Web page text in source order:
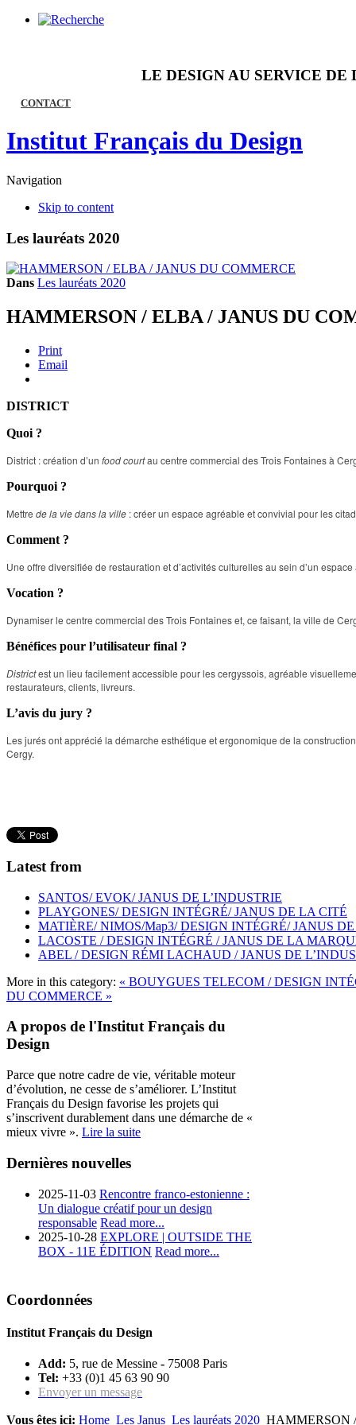
LE DESIGN AU SERVICE
CONTACT
Institut Français du Design
Navigation
Skip to content
Les lauréats 2020
Dans Les lauréats 2020
HAMMERSON / ELBA / JANUS DU
Print
Email
DISTRICT
Quoi ?
District : création d’un food courtau centre commercial des Trois Fontaines à
Pourquoi ?
Mettre de la vie dans la ville : créer un espace agréable et convivial pour les
Comment ?
Une offre diversifiée de restauration et d’activités culturelles au sein d’un
Vocation ?
Dynamiser le centre commercial des Trois Fontaines et, ce faisant, la ville de
Bénéfices pour l’utilisateur final ?
Districtest un lieu facilement accessible pour les cergyssois, agréable
restaurateurs, clients, livreurs.
L’avis du jury ?
Les jurés ont apprécié la démarche esthétique et ergonomique de la
Cergy.
Latest from
SANTOS/ EVOK/ JANUS DE L’INDUSTRIE
PLAYGONES/ DESIGN INTÉGRÉ/ JANUS DE LA CITÉ
MATIÈRE/ NIMOS/Map3/ DESIGN INTÉGRÉ/ JANUS
LACOSTE / DESIGN INTÉGRÉ / JANUS DE LA
ABEL / DESIGN RÉMI LACHAUD / JANUS DE
More in this category: « BOUYGUES TELECOM / DESIGN
DU COMMERCE »
A propos de l'Institut Français du
Design
Parce que notre cadre de vie, véritable moteur
d’évolution, ne cesse de s’améliorer. L’Institut
Français du Design favorise les projets qui
s’inscrivent durablement dans une démarche de «
mieux vivre ». Lire la suite
Dernières nouvelles
2025-11-03 Rencontre franco-estonienne :
Un dialogue créatif pour un design
responsable Read more...
2025-10-28 EXPLORE | OUTSIDE THE
BOX - 11E ÉDITION Read more...
Coordonnées
Institut Français du Design
Add: 5, rue de Messine - 75008 Paris
Tel: +33 (0)1 45 63 90 90
Envoyer un message
Vous êtes ici: Home Les Janus Les lauréats 2020 HAMMERSON